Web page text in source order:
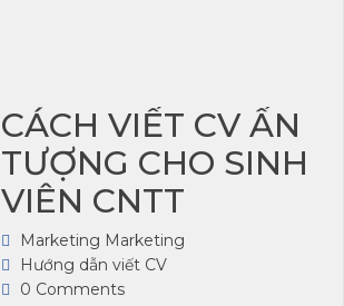
CÁCH VIẾT CV ẤN
TƯỢNG CHO SINH
VIÊN CNTT
Marketing Marketing
Hướng dẫn viết CV
0 Comments